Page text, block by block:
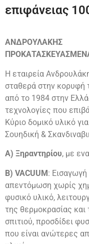
επιφάνειας
ΑΝΔΡΟΥΛΑΚΗΣ
Η εταιρεία
σταθερά στην κορυφή
από το 1984 στην
τεχνολογίες που
Κύριο δομικό υλικό
Σουηδική &
Α) Ξηραντηρίου, με
Β) VACUUM:
απεντόμωση χωρίς
φυσικό υλικό,
της θερμοκρασίας
σπιτιού, προσδίδει
που είναι ανώτερες